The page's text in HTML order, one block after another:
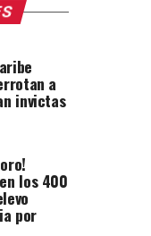
a
invictas
los 400
por